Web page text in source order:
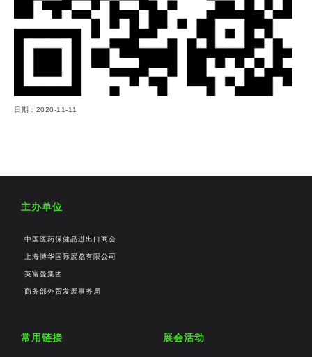
日期：2020-11-11
主办单位
中国医药保健品进出口商会
上海博华国际展览有限公司
英富曼集团
商务部外贸发展事务局
常用链接 展会活动